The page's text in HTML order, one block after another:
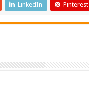
LinkedIn Pinterest